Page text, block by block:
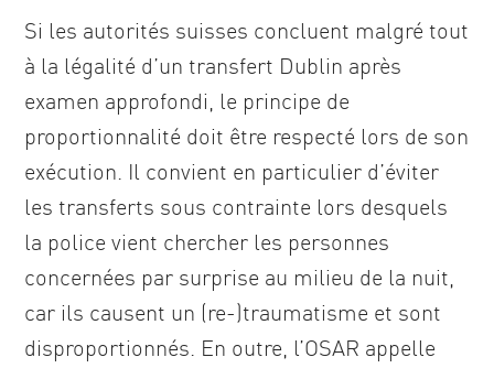
Si les autorités suisses concluent malgré tout
à la légalité d’un transfert Dublin après
examen approfondi, le principe de
proportionnalité doit être respecté lors de son
exécution. Il convient en particulier d’éviter
les transferts sous contrainte lors desquels
la police vient chercher les personnes
concernées par surprise au milieu de la nuit,
car ils causent un (re-)traumatisme et sont
disproportionnés. En outre, l’OSAR appelle